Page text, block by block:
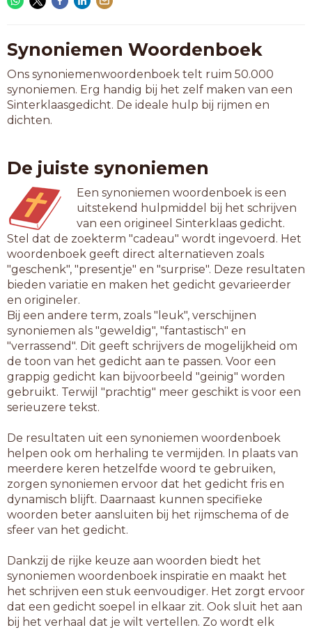
Synoniemen Woordenboek
Ons synoniemenwoordenboek telt ruim 50.000
synoniemen. Erg handig bij het zelf maken van een
Sinterklaasgedicht. De ideale hulp bij rijmen en
dichten.
De juiste synoniemen
Een synoniemen woordenboek is een
uitstekend hulpmiddel bij het schrijven
van een origineel Sinterklaas gedicht.
Stel dat de zoekterm "cadeau" wordt ingevoerd. Het
woordenboek geeft direct alternatieven zoals
"geschenk", "presentje" en "surprise". Deze resultaten
bieden variatie en maken het gedicht gevarieerder
en origineler.
Bij een andere term, zoals "leuk", verschijnen
synoniemen als "geweldig", "fantastisch" en
"verrassend". Dit geeft schrijvers de mogelijkheid om
de toon van het gedicht aan te passen. Voor een
grappig gedicht kan bijvoorbeeld "geinig" worden
gebruikt. Terwijl "prachtig" meer geschikt is voor een
serieuzere tekst.
De resultaten uit een synoniemen woordenboek
helpen ook om herhaling te vermijden. In plaats van
meerdere keren hetzelfde woord te gebruiken,
zorgen synoniemen ervoor dat het gedicht fris en
dynamisch blijft. Daarnaast kunnen specifieke
woorden beter aansluiten bij het rijmschema of de
sfeer van het gedicht.
Dankzij de rijke keuze aan woorden biedt het
synoniemen woordenboek inspiratie en maakt het
het schrijven een stuk eenvoudiger. Het zorgt ervoor
dat een gedicht soepel in elkaar zit. Ook sluit het aan
bij het verhaal dat je wilt vertellen. Zo wordt elk